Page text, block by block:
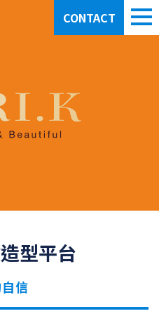
CONTACT
型平台
信